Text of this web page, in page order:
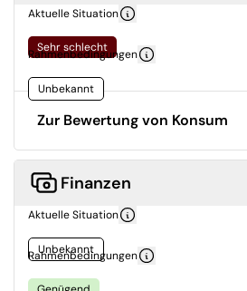
Aktuelle Situation
Sehr schlecht
Rahmenbedingungen
Unbekannt
Zur Bewertung von Konsum
Finanzen
Aktuelle Situation
Unbekannt
Rahmenbedingungen